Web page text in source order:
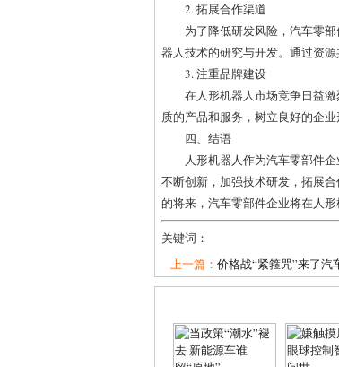
2. 拓展合作渠道
为了降低研发风险，汽车零
器人技术的研究与开发。通过资
3. 注重品牌建设
在人形机器人市场竞争日益
质的产品和服务，树立良好的企
四、结语
人形机器人作为汽车零部件
不断创新，加强技术研发，拓展
的将来，汽车零部件企业将在人
关键词：
上一篇： 价格战“紧箍咒”来了汽